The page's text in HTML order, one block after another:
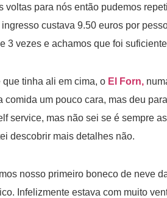
para nós então pudemos
custava 9.50 euros por
3 vezes e achamos que foi
tinha ali em cima, o El Forn,
um pouco cara, mas deu
service, mas não sei se é sempre
descobrir mais detalhes não.
nosso primeiro boneco de neve
Infelizmente estava com muito